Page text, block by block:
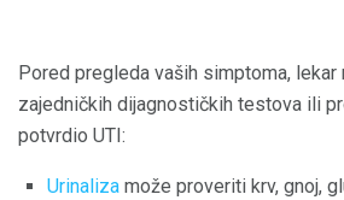
Pored pregleda vaših simptoma,
zajedničkih dijagnostičkih testova ili
potvrdio UTI:
Urinaliza može proveriti krv, gnoj,